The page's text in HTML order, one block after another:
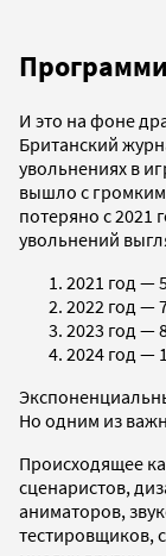
И это на фоне
Британский
увольнениях в
вышло с громким
потеряно с 2021
увольнений
2021 год —
2022 год —
2023 год —
2024 год —
Но одним из
Происходящее
сценаристов,
аниматоров,
тестировщиков,